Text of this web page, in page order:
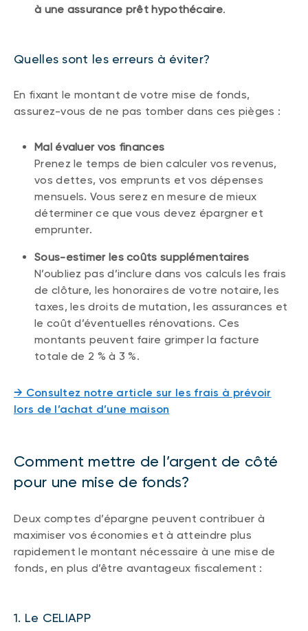
à une assurance prêt hypothécaire.
Quelles sont les erreurs à éviter?
En fixant le montant de votre mise de fonds,
assurez-vous de ne pas tomber dans ces pièges :
Mal évaluer vos finances
Prenez le temps de bien calculer vos revenus,
vos dettes, vos emprunts et vos dépenses
mensuels. Vous serez en mesure de mieux
déterminer ce que vous devez épargner et
emprunter.
Sous-estimer les coûts supplémentaires
N’oubliez pas d’inclure dans vos calculs les frais
de clôture, les honoraires de votre notaire, les
taxes, les droits de mutation, les assurances et
le coût d’éventuelles rénovations. Ces
montants peuvent faire grimper la facture
totale de 2 % à 3 %.
→ Consultez notre article sur les frais à prévoir
lors de l’achat d’une maison
Comment mettre de l’argent de côté
pour une mise de fonds?
Deux comptes d’épargne peuvent contribuer à
maximiser vos économies et à atteindre plus
rapidement le montant nécessaire à une mise de
fonds, en plus d’être avantageux fiscalement :
1. Le CELIAPP